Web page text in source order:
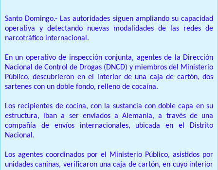
Santo Domingo.- Las autoridades siguen ampliando su capacidad
operativa y detectando nuevas modalidades de las redes de
narcotráfico internacional.
En un operativo de inspección conjunta, agentes de la Dirección
Nacional de Control de Drogas (DNCD) y miembros del Ministerio
Público, descubrieron en el interior de una caja de cartón, dos
sartenes con un doble fondo, relleno de cocaína.
Los recipientes de cocina, con la sustancia con doble capa en su
estructura, iban a ser enviados a Alemania, a través de una
compañía de envíos internacionales, ubicada en el Distrito
Nacional.
Los agentes coordinados por el Ministerio Público, asistidos por
unidades caninas, verificaron una caja de cartón, en cuyo interior